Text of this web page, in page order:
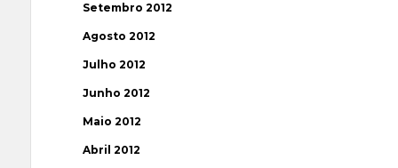
Setembro 2012
Agosto 2012
Julho 2012
Junho 2012
Maio 2012
Abril 2012